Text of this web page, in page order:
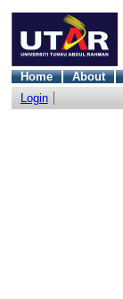
Home About
Login